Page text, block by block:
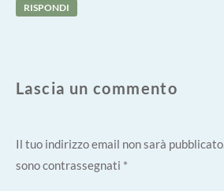
RISPONDI
Lascia un commento
Il tuo indirizzo email non sarà pubblicato.
sono contrassegnati *